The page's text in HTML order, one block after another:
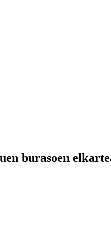
burasoen